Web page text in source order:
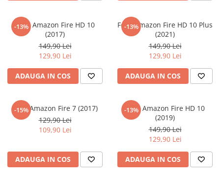
Realme
Sonim
Sony
T-mobile
TCL
Unnecto
-13%
Folie Amazon Fire HD 10
(2017)
149,90 Lei
129,90 Lei
ADAUGA IN COS
-13%
Folie Amazon Fire HD 10 Plus
(2021)
149,90 Lei
129,90 Lei
ADAUGA IN COS
-15%
Folie Amazon Fire 7 (2017)
129,90 Lei
109,90 Lei
ADAUGA IN COS
-13%
Folie Amazon Fire HD 10
(2019)
149,90 Lei
129,90 Lei
ADAUGA IN COS